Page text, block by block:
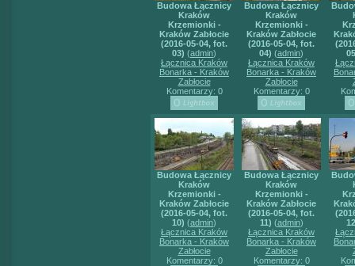
Budowa Łącznicy
Kraków
Krzemionki -
Kraków Zabłocie
(2016-05-04, fot.
03) (admin)
Łącznica Kraków
Bonarka - Kraków
Zabłocie
Komentarzy: 0
Budowa Łącznicy
Kraków
Krzemionki -
Kraków Zabłocie
(2016-05-04, fot.
04) (admin)
Łącznica Kraków
Bonarka - Kraków
Zabłocie
Komentarzy: 0
Budowa Łącznicy
Kraków
Krzemionki -
Kraków Zabłocie
(2016-05-04, fot.
10) (admin)
Łącznica Kraków
Bonarka - Kraków
Zabłocie
Komentarzy: 0
Budowa Łącznicy
Kraków
Krzemionki -
Kraków Zabłocie
(2016-05-04, fot.
11) (admin)
Łącznica Kraków
Bonarka - Kraków
Zabłocie
Komentarzy: 0